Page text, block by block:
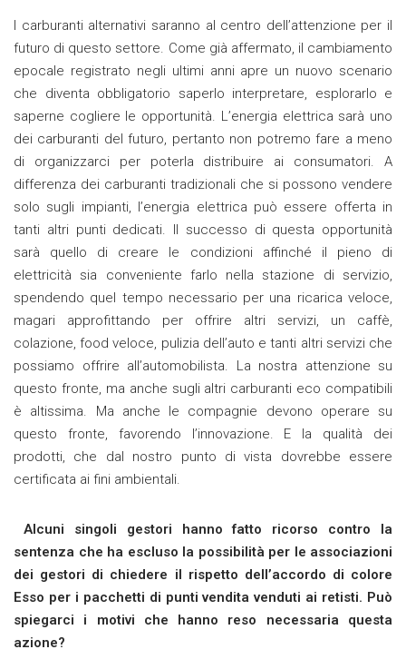
I carburanti alternativi saranno al centro dell’attenzione per il
futuro di questo settore. Come già affermato, il cambiamento
epocale registrato negli ultimi anni apre un nuovo scenario
che diventa obbligatorio saperlo interpretare, esplorarlo e
saperne cogliere le opportunità. L’energia elettrica sarà uno
dei carburanti del futuro, pertanto non potremo fare a meno
di organizzarci per poterla distribuire ai consumatori. A
differenza dei carburanti tradizionali che si possono vendere
solo sugli impianti, l’energia elettrica può essere offerta in
tanti altri punti dedicati. Il successo di questa opportunità
sarà quello di creare le condizioni affinché il pieno di
elettricità sia conveniente farlo nella stazione di servizio,
spendendo quel tempo necessario per una ricarica veloce,
magari approfittando per offrire altri servizi, un caffè,
colazione, food veloce, pulizia dell’auto e tanti altri servizi che
possiamo offrire all’automobilista. La nostra attenzione su
questo fronte, ma anche sugli altri carburanti eco compatibili
è altissima. Ma anche le compagnie devono operare su
questo fronte, favorendo l’innovazione. E la qualità dei
prodotti, che dal nostro punto di vista dovrebbe essere
certificata ai fini ambientali.
Alcuni singoli gestori hanno fatto ricorso contro la
sentenza che ha escluso la possibilità per le associazioni
dei gestori di chiedere il rispetto dell’accordo di colore
Esso per i pacchetti di punti vendita venduti ai retisti. Può
spiegarci i motivi che hanno reso necessaria questa
azione?